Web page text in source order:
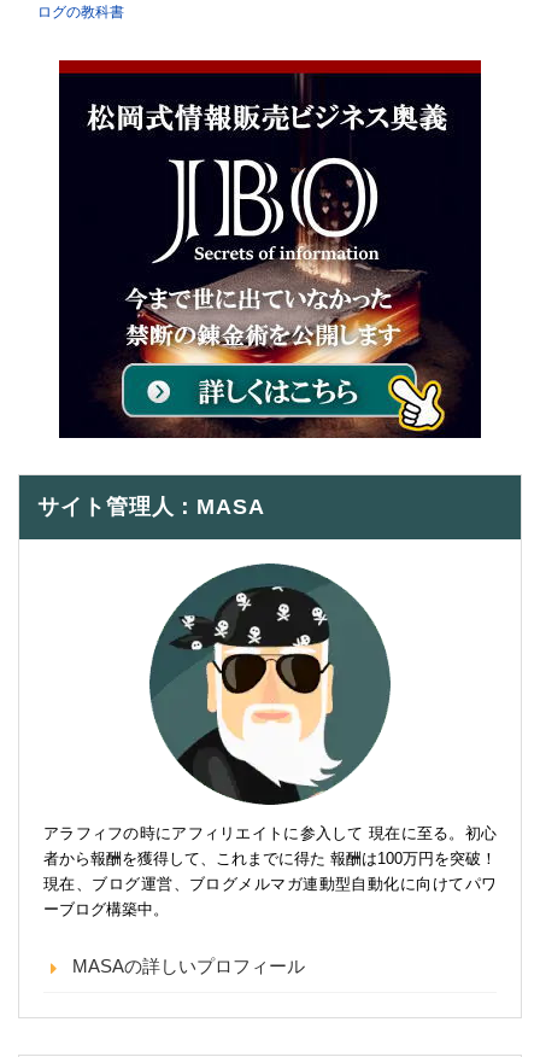
ログの教科書
サイト管理人：MASA
アラフィフの時にアフィリエイトに参入して 現在に至る。初心
者から報酬を獲得して、これまでに得た 報酬は100万円を突破！
現在、ブログ運営、ブログメルマガ連動型自動化に向けてパワ
ーブログ構築中。
MASAの詳しいプロフィール